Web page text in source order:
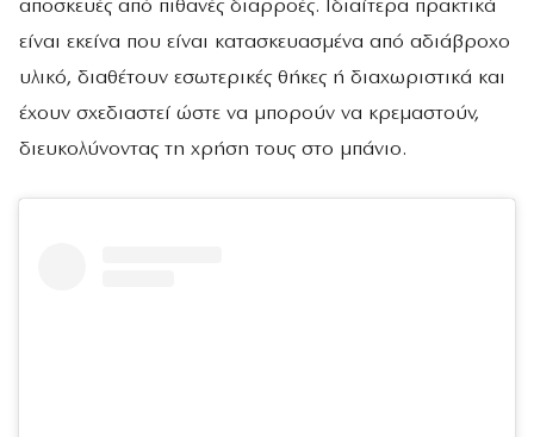
αποσκευές από πιθανές διαρροές. Ιδιαίτερα πρακτικά
είναι εκείνα που είναι κατασκευασμένα από αδιάβροχο
υλικό, διαθέτουν εσωτερικές θήκες ή διαχωριστικά και
έχουν σχεδιαστεί ώστε να μπορούν να κρεμαστούν,
διευκολύνοντας τη χρήση τους στο μπάνιο.